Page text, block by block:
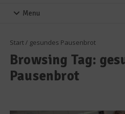
Menu
Start/ gesundes Pausenbrot
Browsing Tag:
Pausenbrot